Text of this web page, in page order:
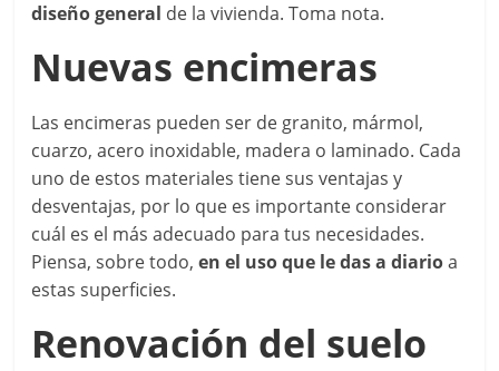
diseño general de la vivienda. Toma nota.
Nuevas encimeras
Las encimeras pueden ser de granito, mármol,
cuarzo, acero inoxidable, madera o laminado. Cada
uno de estos materiales tiene sus ventajas y
desventajas, por lo que es importante considerar
cuál es el más adecuado para tus necesidades.
Piensa, sobre todo,en el uso que le das a diarioa
estas superficies.
Renovación del suelo